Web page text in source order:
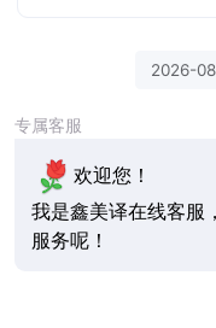
2026-
专属客服
欢迎您！
我是鑫美译在线客服
服务呢！